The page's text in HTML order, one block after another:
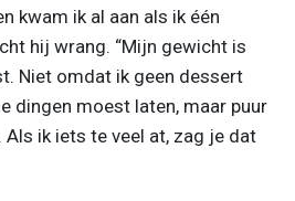
kwam ik al aan als ik één
hij wrang. “Mijn gewicht is
Niet omdat ik geen dessert
dingen moest laten, maar puur
Als ik iets te veel at, zag je dat